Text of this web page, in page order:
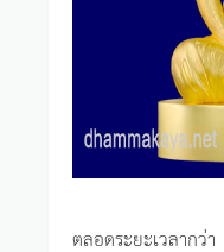
ตลอดระยะเวลาก